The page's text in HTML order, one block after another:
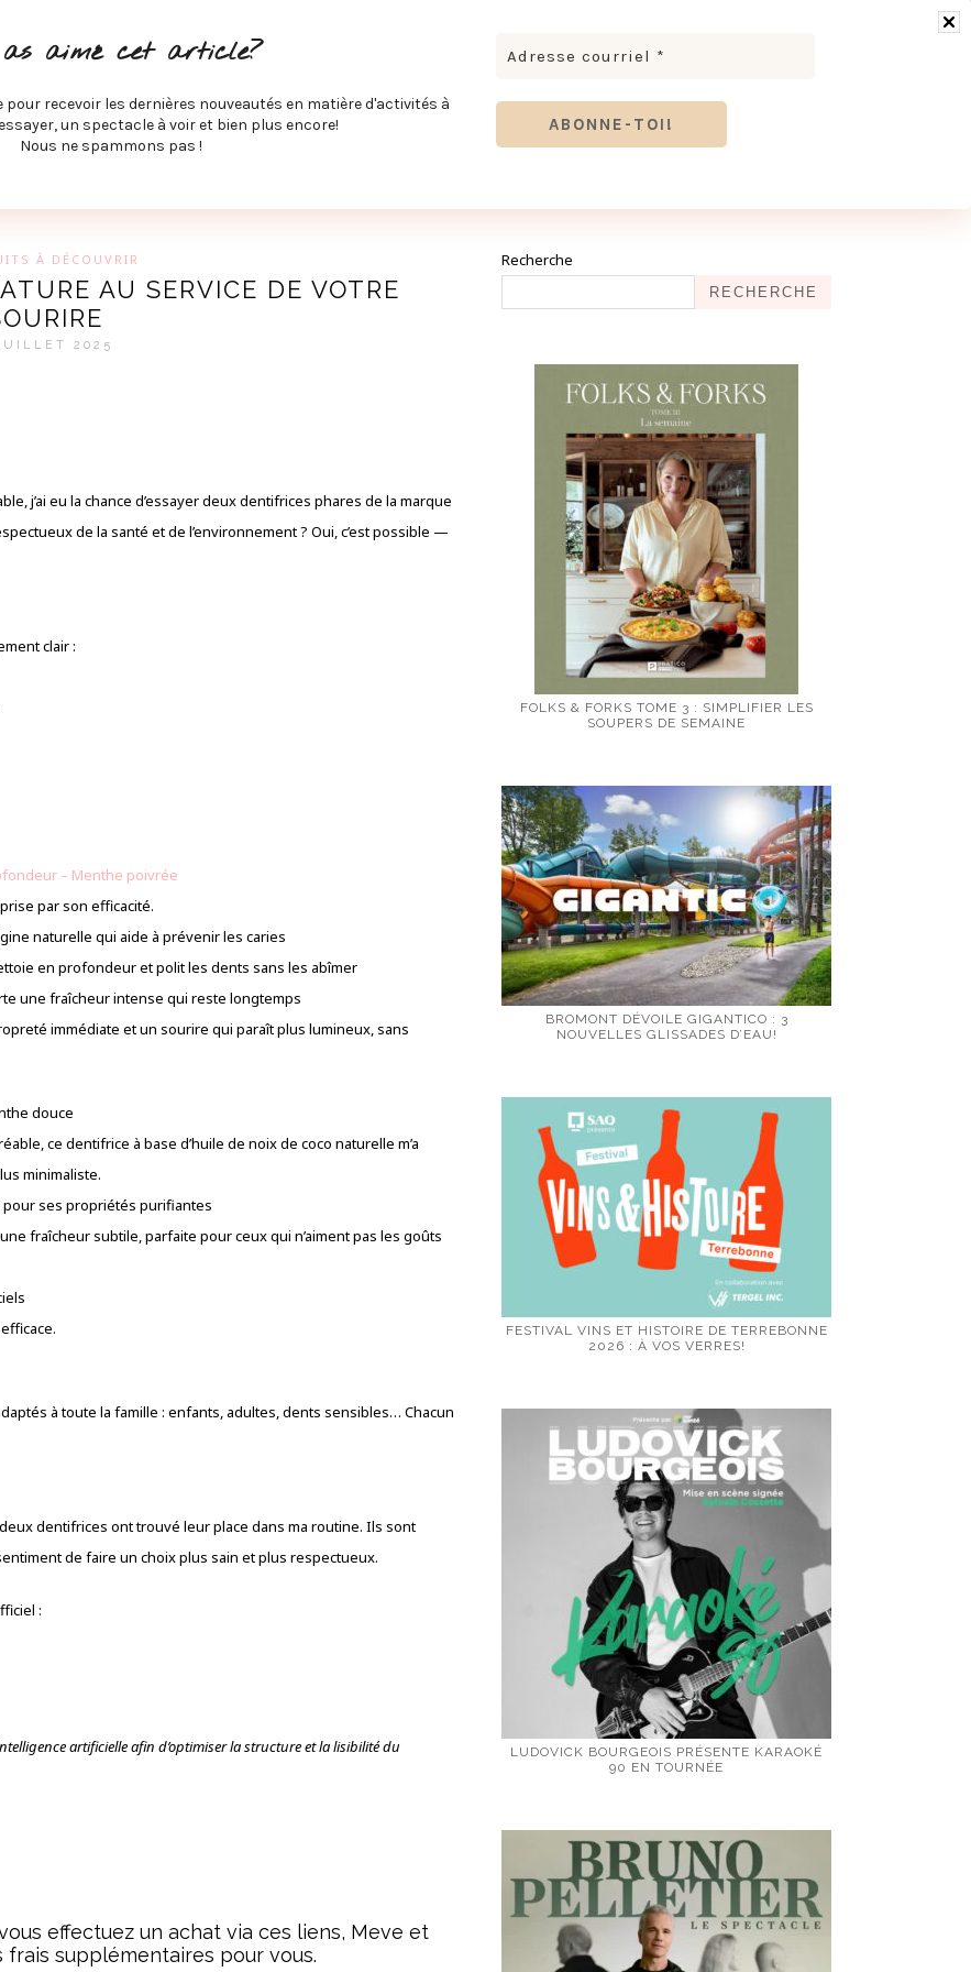
MEVE ET CIE
À DÉCOUVRIR
AU SERVICE DE VOTRE
2025
j’ai eu la chance d’essayer deux dentifrices phares de la marque
de la santé et de l’environnement ? Oui, c’est possible —
clair :
– Menthe poivrée
par son efficacité.
naturelle qui aide à prévenir les caries
en profondeur et polit les dents sans les abîmer
une fraîcheur intense qui reste longtemps
immédiate et un sourire qui paraît plus lumineux, sans
douce
ce dentifrice à base d’huile de noix de coco naturelle m’a
minimaliste.
pour ses propriétés purifiantes
fraîcheur subtile, parfaite pour ceux qui n’aiment pas les goûts
à toute la famille : enfants, adultes, dents sensibles… Chacun
dentifrices ont trouvé leur place dans ma routine. Ils sont
de faire un choix plus sain et plus respectueux.
:
artificielle afin d’optimiser la structure et la lisibilité du
effectuez un achat via ces liens, Meve et
supplémentaires pour vous.
aimé cet article?
recevoir les dernières nouveautés en matière d'activités à
un spectacle à voir et bien plus encore!
Nous ne spammons pas !
Recherche
RECHERCHE
FOLKS & FORKS TOME 3 : SIMPLIFIER LES
SOUPERS DE SEMAINE
BROMONT DÉVOILE GIGANTICO : 3
NOUVELLES GLISSADES D’EAU!
FESTIVAL VINS ET HISTOIRE DE TERREBONNE
2026 : À VOS VERRES!
LUDOVICK BOURGEOIS PRÉSENTE KARAOKÉ
90 EN TOURNÉE